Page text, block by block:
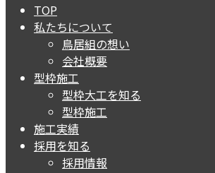
TOP
私たちについて
鳥居組の想い
会社概要
型枠施工
型枠大工を知る
型枠施工
施工実績
採用を知る
採用情報